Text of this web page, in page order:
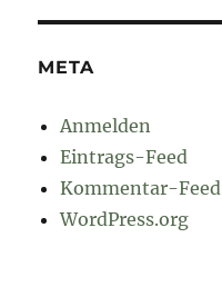
META
Anmelden
Eintrags-Feed
Kommentar-Feed
WordPress.org